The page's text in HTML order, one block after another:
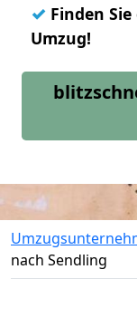
✓ Finden
Umzug!
nach Sendling